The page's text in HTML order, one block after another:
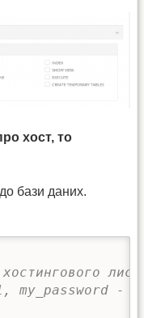
хост, то
бази даних.
-